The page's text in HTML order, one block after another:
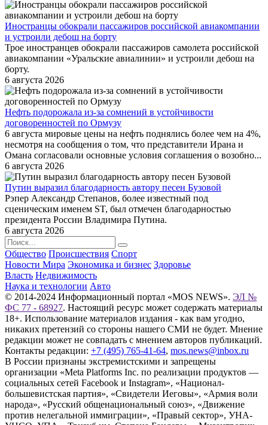
Иностранцы обокрали пассажиров российской авиакомпании
и устроили дебош на борту
Трое иностранцев обокрали пассажиров самолета российской
авиакомпании «Уральские авиалинии» и устроили дебош на
борту.
6 августа 2026
Нефть подорожала из-за сомнений в устойчивости
договоренностей по Ормузу
6 августа мировые цены на нефть поднялись более чем на 4%,
несмотря на сообщения о том, что представители Ирана и
Омана согласовали основные условия соглашения о возобно...
6 августа 2026
Путин выразил благодарность автору песен Бузовой
Рэпер Александр Степанов, более известный под
сценическим именем ST, был отмечен благодарностью
президента России Владимира Путина.
6 августа 2026
Общество Происшествия Спорт
Новости Мира Экономика и бизнес Здоровье
Власть Недвижимость
Наука и технологии Авто
© 2014-2024 Информационный портал «MOS NEWS». ЭЛ №
ФС 77 - 68927. Настоящий ресурс может содержать материалы
18+. Использование материалов издания - как вам угодно,
никаких претензий со стороны нашего СМИ не будет. Мнение
редакции может не совпадать с мнением авторов публикаций.
Контакты редакции: +7 (495) 765-41-64, mos.news@inbox.ru
В России признаны экстремистскими и запрещены
организации «Meta Platforms Inc. по реализации продуктов —
социальных сетей Facebook и Instagram», «Национал-
большевистская партия», «Свидетели Иеговы», «Армия воли
народа», «Русский общенациональный союз», «Движение
против нелегальной иммиграции», «Правый сектор», УНА-